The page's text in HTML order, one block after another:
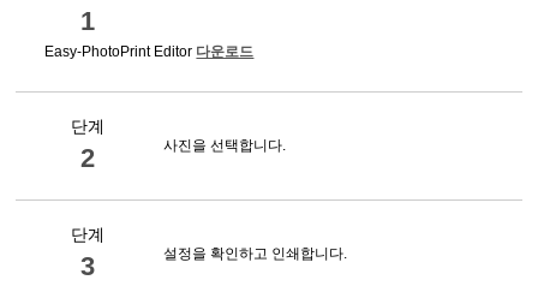
1
Easy-PhotoPrint Editor 다운로드
단계
2 사진을 선택합니다.
단계
3 설정을 확인하고 인쇄합니다.